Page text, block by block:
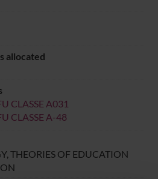
allocated
CLASSE A031
CLASSE A-48
THEORIES OF EDUCATION